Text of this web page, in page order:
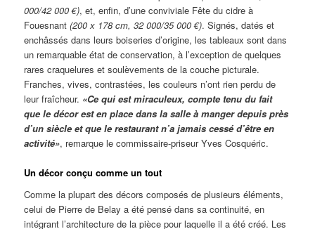
000/42 000 €), et, enfin, d’une conviviale Fête du cidre à
Fouesnant(200 x 178 cm, 32 000/35 000 €). Signés, datés et
enchâssés dans leurs boiseries d’origine, les tableaux sont dans
un remarquable état de conservation, à l’exception de quelques
rares craquelures et soulèvements de la couche picturale.
Franches, vives, contrastées, les couleurs n’ont rien perdu de
leur fraîcheur. «Ce qui est miraculeux, compte tenu du fait
que le décor est en place dans la salle à manger depuis près
d’un siècle et que le restaurant n’a jamais cessé d’être en
activité», remarque le commissaire-priseur Yves Cosquéric.
Un décor conçu comme un tout
Comme la plupart des décors composés de plusieurs éléments,
celui de Pierre de Belay a été pensé dans sa continuité, en
intégrant l’architecture de la pièce pour laquelle il a été créé. Les